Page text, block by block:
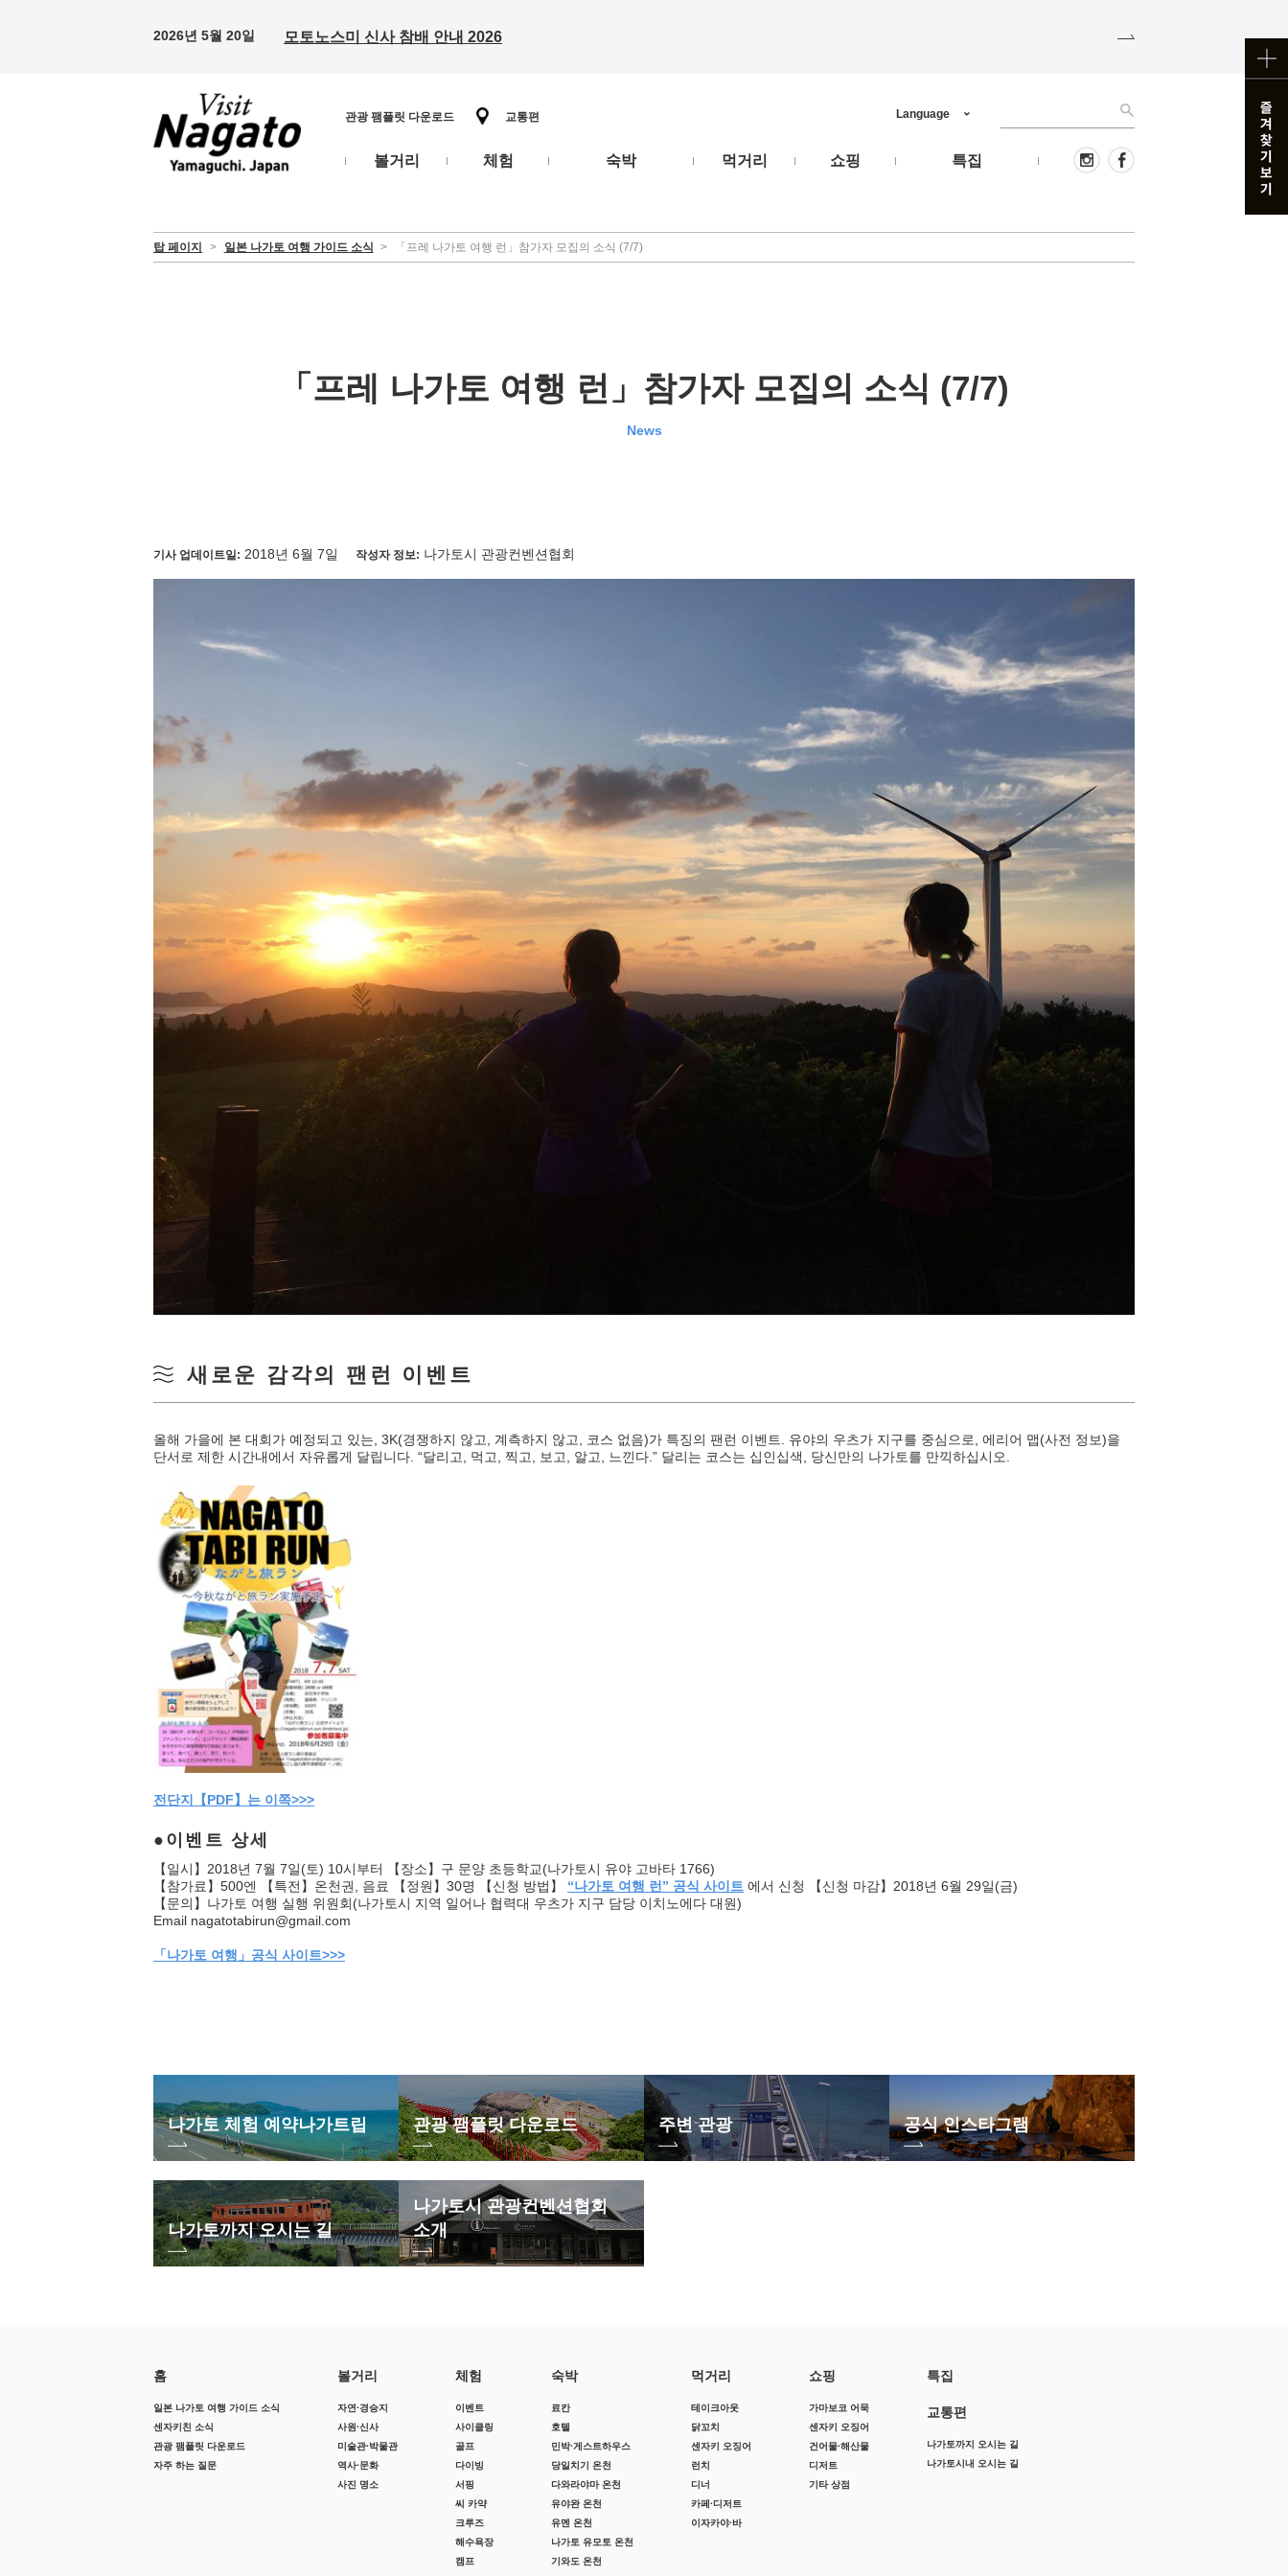
2026년 5월 20일 모토노스미 신사 참배 안내 2026
관광 팸플릿 다운로드 교통편
볼거리 체험 숙박 먹거리 쇼핑 특집
Language
탑 페이지 > 일본 나가토 여행 가이드 소식 > 「프레 나가토 여행 런」참가자 모집의 소식 (7/7)
「프레 나가토 여행 런」참가자 모집의 소식 (7/7)
News
기사 업데이트일: 2018년 6월 7일 작성자 정보: 나가토시 관광컨벤션협회
새로운 감각의 팬런 이벤트
올해 가을에 본 대회가 예정되고 있는, 3K(경쟁하지 않고, 계측하지 않고, 코스 없음)가 특징의 팬런 이벤트. 유야의 우츠가 지구를 중심으로, 에리어 맵(사전 정보)을
단서로 제한 시간내에서 자유롭게 달립니다. “달리고, 먹고, 찍고, 보고, 알고, 느낀다.” 달리는 코스는 십인십색, 당신만의 나가토를 만끽하십시오.
전단지【PDF】는 이쪽>>>
이벤트 상세
【일시】2018년 7월 7일(토) 10시부터 【장소】구 문양 초등학교(나가토시 유야 고바타 1766)
【참가료】500엔 【특전】온천권, 음료 【정원】30명 【신청 방법】 “나가토 여행 런” 공식 사이트 에서 신청 【신청 마감】2018년 6월 29일(금)
【문의】나가토 여행 실행 위원회(나가토시 지역 일어나 협력대 우츠가 지구 담당 이치노에다 대원)
Email nagatotabirun@gmail.com
「나가토 여행」공식 사이트>>>
나가토 체험 예약나가트립 관광 팸플릿 다운로드 주변 관광 공식 인스타그램
나가토까지 오시는 길
나가토시 관광컨벤션협회
소개
홈
일본 나가토 여행 가이드 소식
센자키친 소식
관광 팸플릿 다운로드
자주 하는 질문
볼거리
자연·경승지
사원·신사
미술관·박물관
역사·문화
사진 명소
체험
이벤트
사이클링
골프
다이빙
서핑
씨 카약
크루즈
해수욕장
캠프
숙박
료칸
호텔
민박·게스트하우스
당일치기 온천
다와라야마 온천
유야완 온천
유멘 온천
나가토 유모토 온천
기와도 온천
먹거리
테이크아웃
닭꼬치
센자키 오징어
런치
디너
카페·디저트
이자카야·바
쇼핑
가마보코 어묵
센자키 오징어
건어물·해산물
디저트
기타 상점
특집
교통편
나가토까지 오시는 길
나가토시내 오시는 길